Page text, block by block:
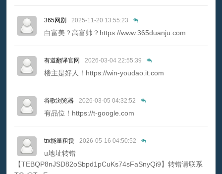
365网剧 2025-11-20 13:55:23
白富美？高富帅？https://www.365duanju.com
有道翻译官网 2026-03-04 22:55:39
楼主是好人！https://win-youdao.it.com
谷歌浏览器 2026-03-05 04:32:52
有品位！https://t-google.com
trx能量租赁 2026-05-16 04:50:52
u地址转错
【TEBQP8nJSD82oSbpd1pCuKs74sFaSnyQi9】转错请联系